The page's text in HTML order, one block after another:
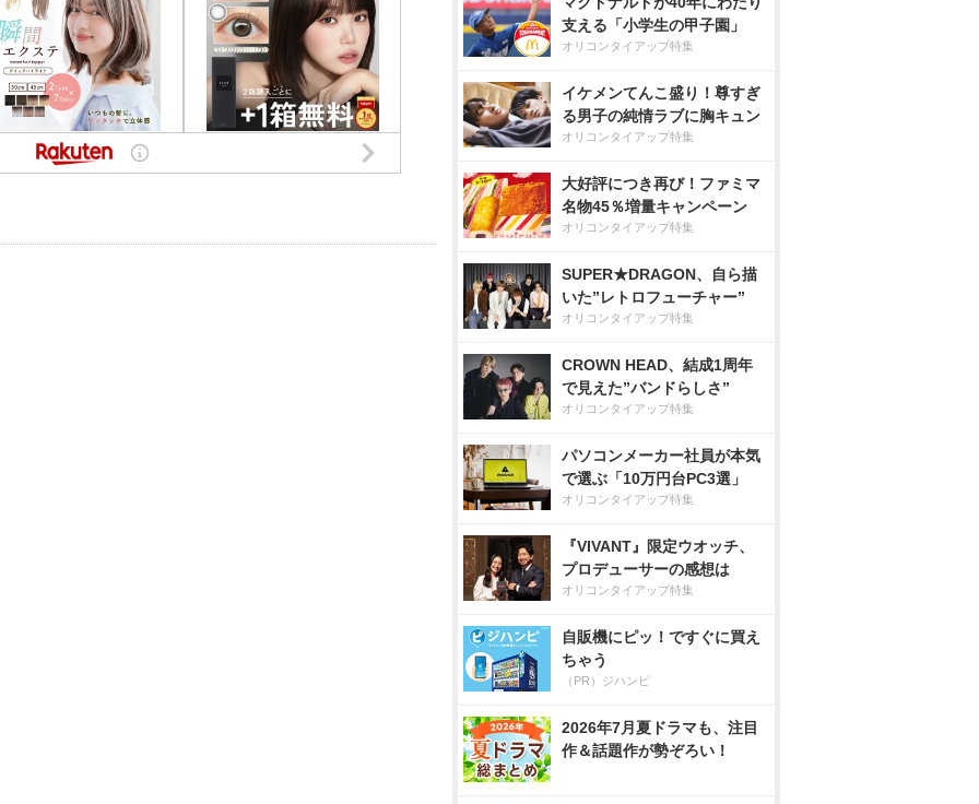
支える「小学生の甲子園」
オリコンタイアップ特集
イケメンてんこ盛り！尊すぎ
る男子の純情ラブに胸キュン
オリコンタイアップ特集
大好評につき再び！ファミマ
名物45％増量キャンペーン
オリコンタイアップ特集
SUPER★DRAGON、自ら描
いた”レトロフューチャー”
オリコンタイアップ特集
CROWN HEAD、結成1周年
で見えた”バンドらしさ”
オリコンタイアップ特集
パソコンメーカー社員が本気
で選ぶ「10万円台PC3選」
オリコンタイアップ特集
『VIVANT』限定ウオッチ、
プロデューサーの感想は
オリコンタイアップ特集
自販機にピッ！ですぐに買え
ちゃう
（PR）ジハンピ
2026年7月夏ドラマも、注目
作＆話題作が勢ぞろい！